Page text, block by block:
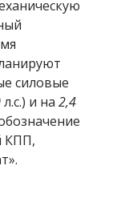
силовые
л.с.) и на 2,4
КПП,